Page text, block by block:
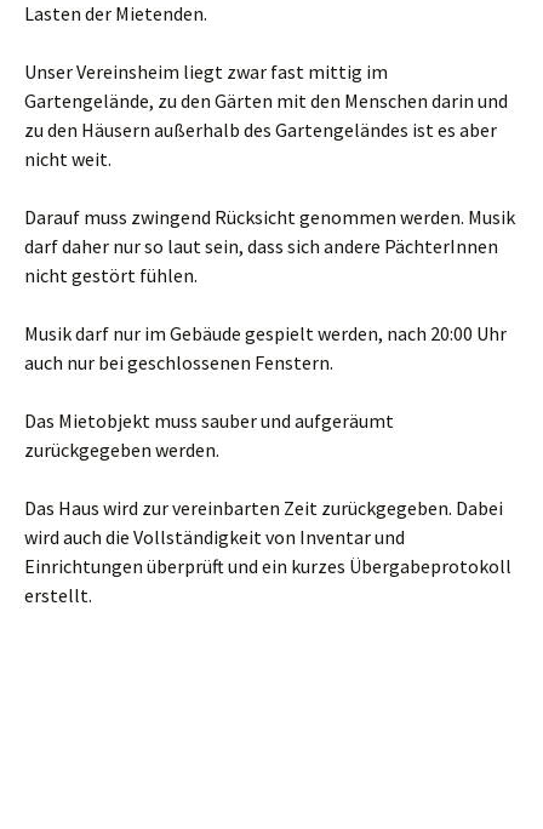
Lasten der Mietenden.
Unser Vereinsheim liegt zwar fast mittig im
Gartengelände, zu den Gärten mit den Menschen darin und
zu den Häusern außerhalb des Gartengeländes ist es aber
nicht weit.
Darauf muss zwingend Rücksicht genommen werden. Musik
darf daher nur so laut sein, dass sich andere PächterInnen
nicht gestört fühlen.
Musik darf nur im Gebäude gespielt werden, nach 20:00 Uhr
auch nur bei geschlossenen Fenstern.
Das Mietobjekt muss sauber und aufgeräumt
zurückgegeben werden.
Das Haus wird zur vereinbarten Zeit zurückgegeben. Dabei
wird auch die Vollständigkeit von Inventar und
Einrichtungen überprüft und ein kurzes Übergabeprotokoll
erstellt.